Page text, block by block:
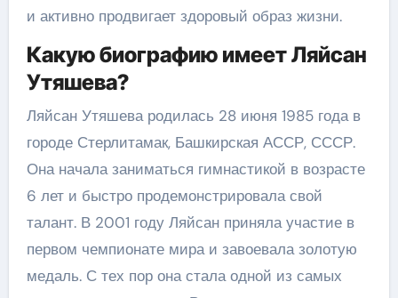
и активно продвигает здоровый образ жизни.
Какую биографию имеет Ляйсан
Утяшева?
Ляйсан Утяшева родилась 28 июня 1985 года в
городе Стерлитамак, Башкирская АССР, СССР.
Она начала заниматься гимнастикой в возрасте
6 лет и быстро продемонстрировала свой
талант. В 2001 году Ляйсан приняла участие в
первом чемпионате мира и завоевала золотую
медаль. С тех пор она стала одной из самых